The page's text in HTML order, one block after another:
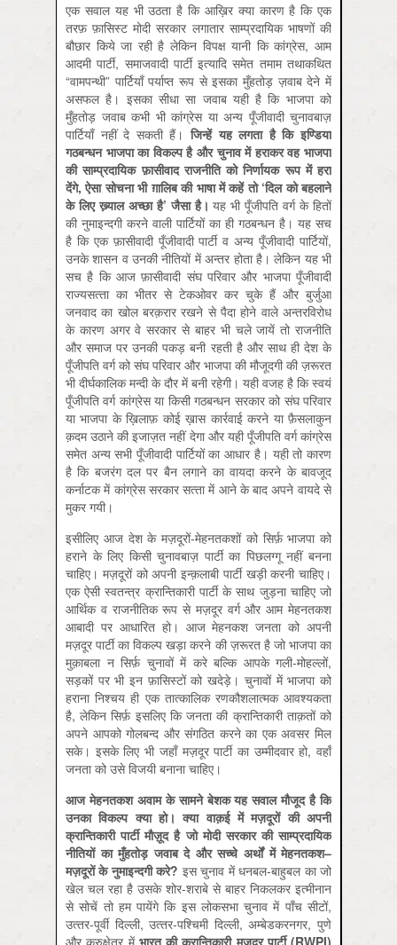
एक सवाल यह भी उठता है कि आख़िर क्या कारण है कि एक
तरफ़ फ़ासिस्ट मोदी सरकार लगातार साम्प्रदायिक भाषणों की
बौछार किये जा रही है लेकिन विपक्ष यानी कि कांग्रेस, आम
आदमी पार्टी, समाजवादी पार्टी इत्यादि समेत तमाम तथाकथित
“वामपन्थी” पार्टियाँ पर्याप्‍त रूप से इसका मुँहतोड़ ज़वाब देने में
असफल है। इसका सीधा सा जवाब यही है कि भाजपा को
मुँहतोड़ जवाब कभी भी कांग्रेस या अन्य पूँजीवादी चुनावबाज़
पार्टियाँ नहीं दे सकती हैं।जिन्हें यह लगता है कि इण्डिया
गठबन्धन भाजपा का विकल्प है और चुनाव में हराकर वह भाजपा
की साम्प्रदायिक फ़ासीवाद राजनीति को निर्णायक रूप में हरा
देंगे,ऐसा सोचना भी ग़ालिब की भाषा में कहें तो‘दिल को बहलाने
के लिए ख्‍़याल अच्छा है’जैसा है। यह भी पूँजीपति वर्ग के हितों
की नुमाइन्‍दगी करने वाली पार्टियों का ही गठबन्‍धन है। यह सच
है कि एक फ़ासीवादी पूँजीवादी पार्टी व अन्‍य पूँजीवादी पार्टियों,
उनके शासन व उनकी नीतियों में अन्‍तर होता है। लेकिन यह भी
सच है कि आज फ़ासीवादी संघ परिवार और भाजपा पूँजीवादी
राज्‍यसत्‍ता का भीतर से टेकओवर कर चुके हैं और बुर्जुआ
जनवाद का खोल बरक़रार रखने से पैदा होने वाले अन्‍तरविरोध
के कारण अगर वे सरकार से बाहर भी चले जायें तो राजनीति
और समाज पर उनकी पकड़ बनी रहती है और साथ ही देश के
पूँजीपति वर्ग को संघ परिवार और भाजपा की मौजूदगी की ज़रूरत
भी दीर्घकालिक मन्‍दी के दौर में बनी रहेगी। यही वजह है कि स्‍वयं
पूँजीपति वर्ग कांग्रेस या किसी गठबन्‍धन सरकार को संघ परिवार
या भाजपा के ख़िलाफ़ कोई ख़ास कार्रवाई करने या फ़ैसलाकुन
क़दम उठाने की इजाज़त नहीं देगा और यही पूँजीपति वर्ग कांग्रेस
समेत अन्‍य सभी पूँजीवादी पार्टियों का आधार है। यही तो कारण
है कि बजरंग दल पर बैन लगाने का वायदा करने के बावजूद
कर्नाटक में कांग्रेस सरकार सत्‍ता में आने के बाद अपने वायदे से
मुकर गयी।
इसीलिए आज देश के मज़दूरों-मेहनतकशों को सिर्फ़ भाजपा को
हराने के लिए किसी चुनावबाज़ पार्टी का पिछलग्गू नहीं बनना
चाहिए। मज़दूरों को अपनी इन्क़लाबी पार्टी खड़ी करनी चाहिए।
एक ऐसी स्वतन्त्र क्रान्तिकारी पार्टी के साथ जुड़ना चाहिए जो
आर्थिक व राजनीतिक रूप से मज़दूर वर्ग और आम मेहनतकश
आबादी पर आधारित हो। आज मेहनकश जनता को अपनी
मज़दूर पार्टी का विकल्प खड़ा करने की ज़रूरत है जो भाजपा का
मुक़ाबला न सिर्फ़ चुनावों में करे बल्कि आपके गली-मोहल्लों,
सड़कों पर भी इन फ़ासिस्टों को खदेड़े। चुनावों में भाजपा को
हराना निश्‍चय ही एक तात्‍कालिक रणकौशलात्‍मक आवश्‍यकता
है, लेकिन सिर्फ़ इसलिए कि जनता की क्रान्तिकारी ताक़तों को
अपने आपको गोलबन्‍द और संगठित करने का एक अवसर मिल
सके। इसके लिए भी जहाँ मज़दूर पार्टी का उम्‍मीदवार हो, वहाँ
जनता को उसे विजयी बनाना चाहिए।
आज मेहनतकश अवाम के सामने बेशक यह सवाल मौजूद है कि
उनका विकल्प क्या हो। क्या वाक़ई में मज़दूरों की अपनी
क्रान्तिकारी पार्टी मौज़ूद है जो मोदी सरकार की साम्प्रदायिक
नीतियों का मुँहतोड़ जवाब दे और सच्चे अर्थों में मेहनतकश–
मज़दूरों के नुमाइन्दगी करे? इस चुनाव में धनबल-बाहुबल का जो
खेल चल रहा है उसके शोर-शराबे से बाहर निकलकर इत्मीनान
से सोचें तो हम पायेंगे कि इस लोकसभा चुनाव में पाँच सीटों,
उत्‍तर-पूर्वी दिल्‍ली, उत्‍तर-पश्चिमी दिल्‍ली, अम्‍बेडकरनगर, पुणे